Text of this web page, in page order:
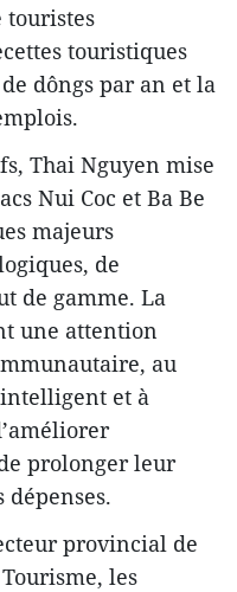
touristiques
dôngs par an et la
Thai Nguyen mise
Nui Coc et Ba Be
majeurs
de
de gamme. La
une attention
au
et à
prolonger leur
dépenses.
provincial de
les